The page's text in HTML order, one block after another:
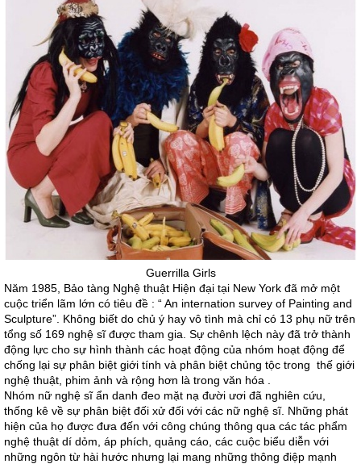
Guerrilla Girls
Năm 1985, Bảo tàng Nghệ thuật Hiện đại tại New York đã mở một
cuộc triển lãm lớn có tiêu đề : “ An internation survey of Painting and
Sculpture”. Không biết do chủ ý hay vô tình mà chỉ có 13 phụ nữ trên
tổng số 169 nghệ sĩ được tham gia. Sự chênh lệch này đã trở thành
động lực cho sự hình thành các hoạt động của nhóm hoạt động để
chống lại sự phân biệt giới tính và phân biệt chủng tộc trong thế giới
nghệ thuật, phim ảnh và rộng hơn là trong văn hóa .
Nhóm nữ nghệ sĩ ẩn danh đeo mặt nạ đười ươi đã nghiên cứu,
thống kê về sự phân biệt đối xử đối với các nữ nghệ sĩ. Những phát
hiện của họ được đưa đến với công chúng thông qua các tác phẩm
nghệ thuật dí dỏm, áp phích, quảng cáo, các cuộc biểu diễn với
những ngôn từ hài hước nhưng lại mang những thông điệp mạnh